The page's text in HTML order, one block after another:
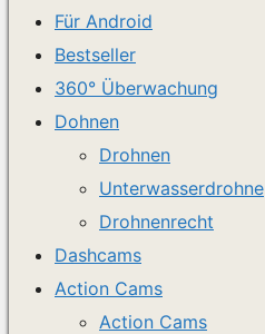
Für Android
Bestseller
360° Überwachung
Dohnen
Drohnen
Unterwasserdrohne
Drohnenrecht
Dashcams
Action Cams
Action Cams